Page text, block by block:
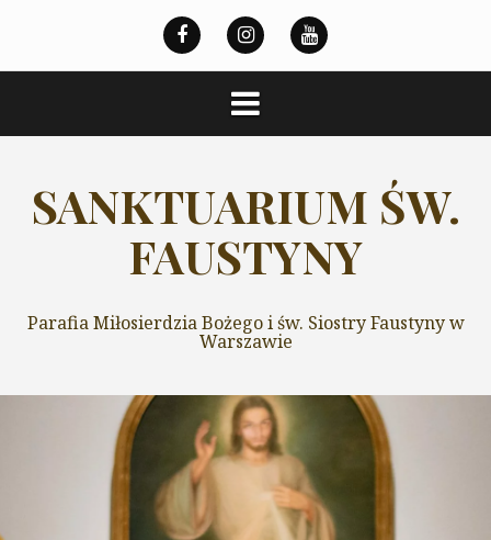
treści
SANKTUARIUM ŚW.
FAUSTYNY
Parafia Miłosierdzia Bożego i św. Siostry Faustyny w
Warszawie